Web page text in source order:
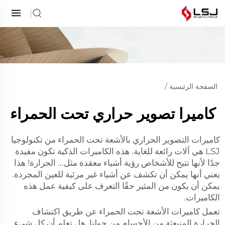
الصفحة الرئيسية/
كاميرا تصوير حراري تحت الحمراء
كاميرات التصوير الحراري بالأشعة تحت الحمراء من تكنولوجيا
LSJ هي آلات رائعة للغاية. هذه الكاميرات الذكية تكون مفيدة
جدًا لأنها تتيح للأشخاص رؤية أشياء معقدة مثل... الحرارة! هذا
يعني أنها يمكن أن تكشف عن أشياء غير مرئية للعين المجردة.
يمكن أن يكون من المثير حقًا التعرف على كيفية عمل هذه
الكاميرات.
تعمل كاميرات الأشعة تحت الحمراء عن طريق اكتشاف